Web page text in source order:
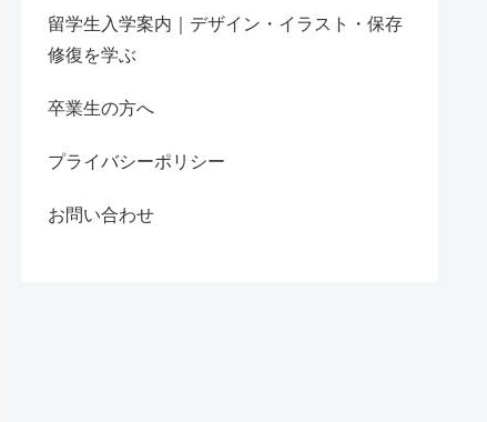
留学生入学案内｜デザイン・イラスト・保存
修復を学ぶ
卒業生の方へ
プライバシーポリシー
お問い合わせ